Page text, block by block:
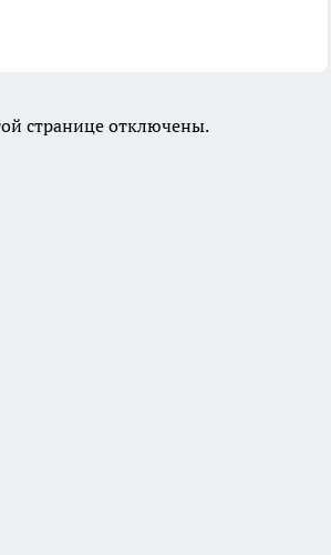
странице отключены.